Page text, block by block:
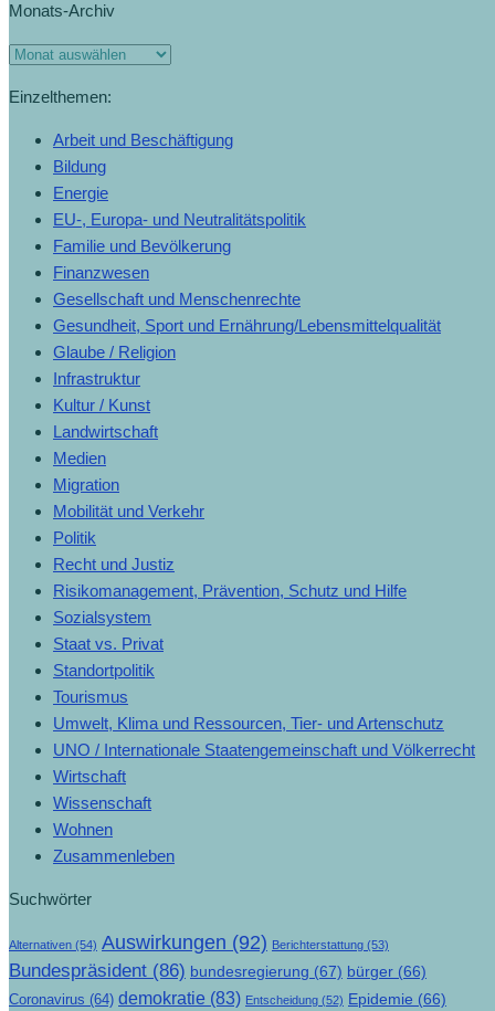
Monats-Archiv
Einzelthemen:
Arbeit und Beschäftigung
Bildung
Energie
EU-, Europa- und Neutralitätspolitik
Familie und Bevölkerung
Finanzwesen
Gesellschaft und Menschenrechte
Gesundheit, Sport und Ernährung/Lebensmittelqualität
Glaube / Religion
Infrastruktur
Kultur / Kunst
Landwirtschaft
Medien
Migration
Mobilität und Verkehr
Politik
Recht und Justiz
Risikomanagement, Prävention, Schutz und Hilfe
Sozialsystem
Staat vs. Privat
Standortpolitik
Tourismus
Umwelt, Klima und Ressourcen, Tier- und Artenschutz
UNO / Internationale Staatengemeinschaft und Völkerrecht
Wirtschaft
Wissenschaft
Wohnen
Zusammenleben
Suchwörter
Alternativen (54) Auswirkungen (92) Berichterstattung (53)
Bundespräsident (86) bundesregierung (67) bürger (66)
Coronavirus (64) demokratie (83) Entscheidung (52) Epidemie (66)